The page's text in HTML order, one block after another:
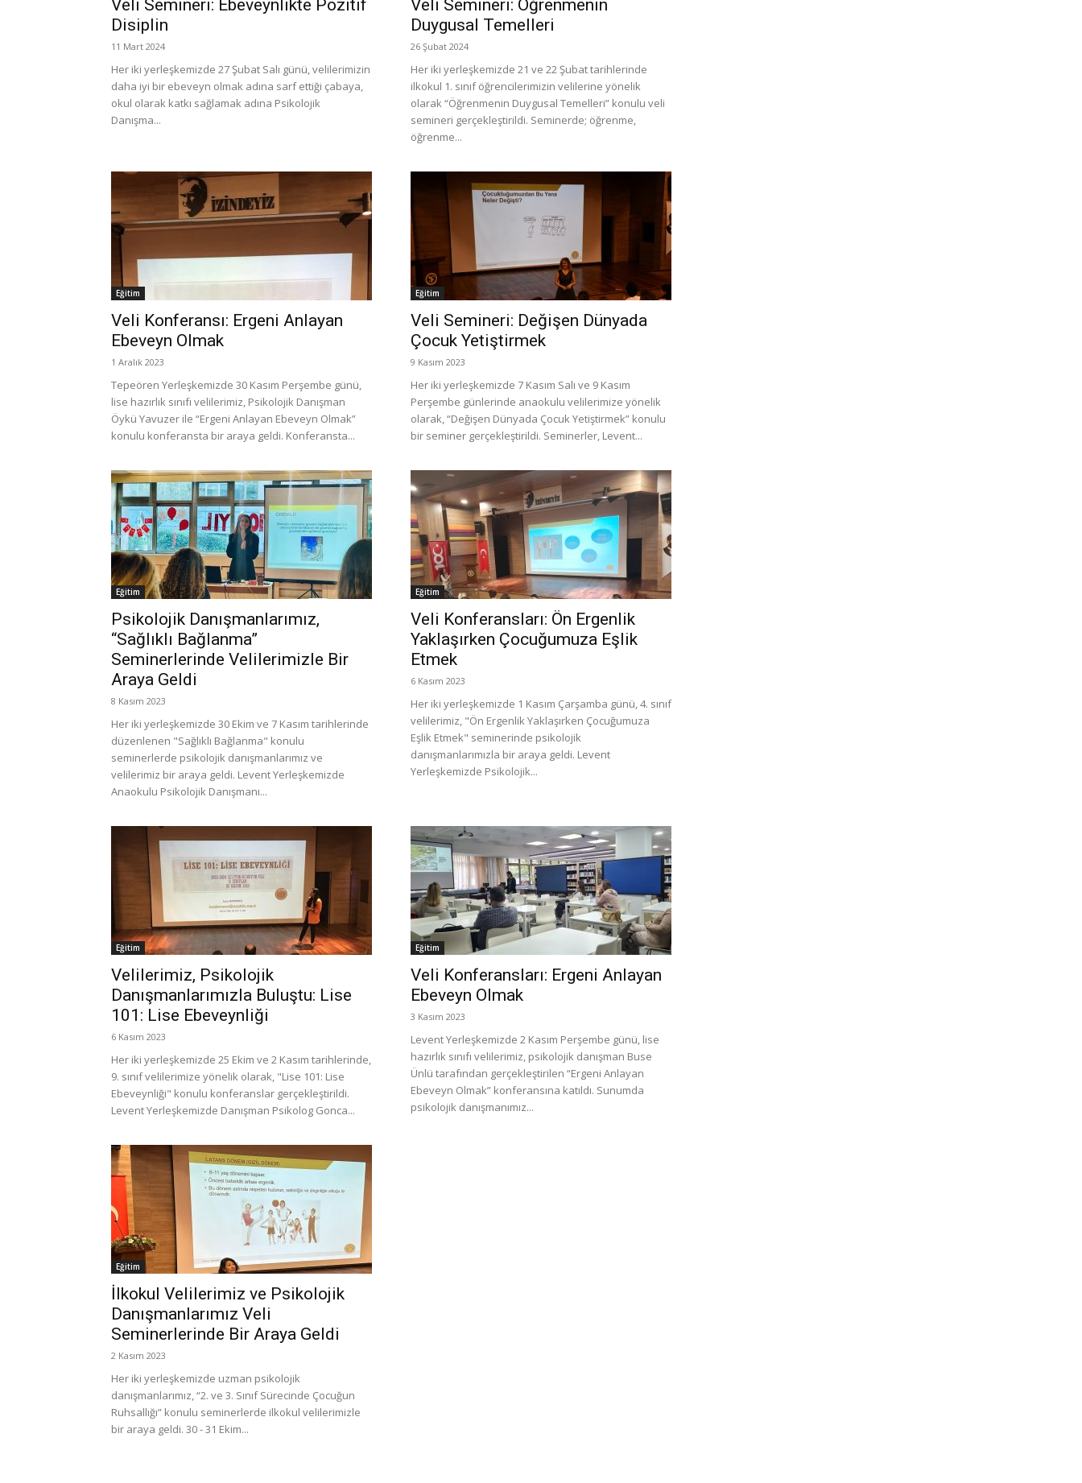
Veli Semineri: Ebeveynlikte Pozitif
Disiplin
11 Mart 2024
Her iki yerleşkemizde 27 Şubat Salı günü, velilerimizin
daha iyi bir ebeveyn olmak adına sarf ettiği çabaya,
okul olarak katkı sağlamak adına Psikolojik
Danışma...
Veli Semineri: Öğrenmenin
Duygusal Temelleri
26 Şubat 2024
Her iki yerleşkemizde 21 ve 22 Şubat tarihlerinde
ilkokul 1. sınıf öğrencilerimizin velilerine yönelik
olarak “Öğrenmenin Duygusal Temelleri” konulu veli
semineri gerçekleştirildi. Seminerde; öğrenme,
öğrenme...
Eğitim
Veli Konferansı: Ergeni Anlayan
Ebeveyn Olmak
1 Aralık 2023
Tepeören Yerleşkemizde 30 Kasım Perşembe günü,
lise hazırlık sınıfı velilerimiz, Psikolojik Danışman
Öykü Yavuzer ile “Ergeni Anlayan Ebeveyn Olmak”
konulu konferansta bir araya geldi. Konferansta...
Eğitim
Veli Semineri: Değişen Dünyada
Çocuk Yetiştirmek
9 Kasım 2023
Her iki yerleşkemizde 7 Kasım Salı ve 9 Kasım
Perşembe günlerinde anaokulu velilerimize yönelik
olarak, “Değişen Dünyada Çocuk Yetiştirmek” konulu
bir seminer gerçekleştirildi. Seminerler, Levent...
Eğitim
Psikolojik Danışmanlarımız,
“Sağlıklı Bağlanma”
Seminerlerinde Velilerimizle Bir
Araya Geldi
8 Kasım 2023
Her iki yerleşkemizde 30 Ekim ve 7 Kasım tarihlerinde
düzenlenen "Sağlıklı Bağlanma" konulu
seminerlerde psikolojik danışmanlarımız ve
velilerimiz bir araya geldi. Levent Yerleşkemizde
Anaokulu Psikolojik Danışmanı...
Eğitim
Veli Konferansları: Ön Ergenlik
Yaklaşırken Çocuğumuza Eşlik
Etmek
6 Kasım 2023
Her iki yerleşkemizde 1 Kasım Çarşamba günü, 4. sınıf
velilerimiz, "Ön Ergenlik Yaklaşırken Çocuğumuza
Eşlik Etmek" seminerinde psikolojik
danışmanlarımızla bir araya geldi. Levent
Yerleşkemizde Psikolojik...
Eğitim
Velilerimiz, Psikolojik
Danışmanlarımızla Buluştu: Lise
101: Lise Ebeveynliği
6 Kasım 2023
Her iki yerleşkemizde 25 Ekim ve 2 Kasım tarihlerinde,
9. sınıf velilerimize yönelik olarak, "Lise 101: Lise
Ebeveynliği" konulu konferanslar gerçekleştirildi.
Levent Yerleşkemizde Danışman Psikolog Gonca...
Eğitim
Veli Konferansları: Ergeni Anlayan
Ebeveyn Olmak
3 Kasım 2023
Levent Yerleşkemizde 2 Kasım Perşembe günü, lise
hazırlık sınıfı velilerimiz, psikolojik danışman Buse
Ünlü tarafından gerçekleştirilen “Ergeni Anlayan
Ebeveyn Olmak” konferansına katıldı. Sunumda
psikolojik danışmanımız...
Eğitim
İlkokul Velilerimiz ve Psikolojik
Danışmanlarımız Veli
Seminerlerinde Bir Araya Geldi
2 Kasım 2023
Her iki yerleşkemizde uzman psikolojik
danışmanlarımız, “2. ve 3. Sınıf Sürecinde Çocuğun
Ruhsallığı” konulu seminerlerde ilkokul velilerimizle
bir araya geldi. 30 - 31 Ekim...